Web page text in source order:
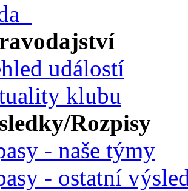
událostí
klubu
Rozpisy
- naše týmy
- ostatní